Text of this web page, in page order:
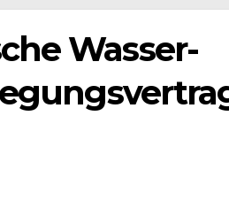
Wasser-